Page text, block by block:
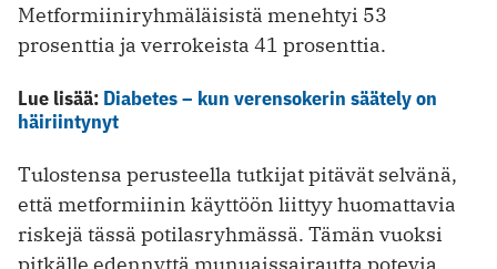
Metformiiniryhmäläisistä menehtyi 53
prosenttia ja verrokeista 41 prosenttia.
Lue lisää: Diabetes – kun verensokerin säätely on
häiriintynyt
Tulostensa perusteella tutkijat pitävät selvänä,
että metformiinin käyttöön liittyy huomattavia
riskejä tässä potilasryhmässä. Tämän vuoksi
pitkälle edennyttä munuaissairautta potevia